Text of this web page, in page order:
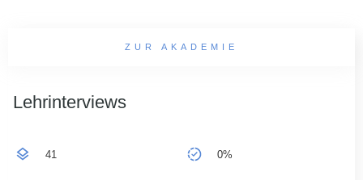
ZUR AKADEMIE
Lehrinterviews
41 0%